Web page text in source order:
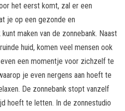
het eerst komt, zal er een
je op een gezonde en
maken van de zonnebank. Naast
huid, komen veel mensen ook
een momentje voor zichzelf te
je even nergens aan hoeft te
De zonnebank stopt vanzelf
hoeft te letten. In de zonnestudio